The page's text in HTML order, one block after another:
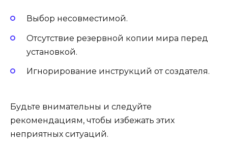
Выбор несовместимой.
Отсутствие резервной копии мира перед
установкой.
Игнорирование инструкций от создателя.
Будьте внимательны и следуйте
рекомендациям, чтобы избежать этих
неприятных ситуаций.